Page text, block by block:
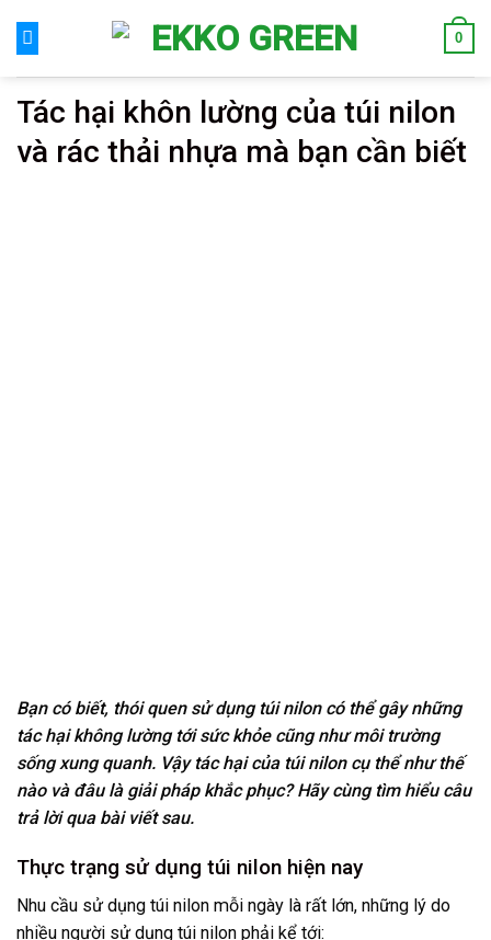
0
Tác hại khôn lường của túi nilon
và rác thải nhựa mà bạn cần biết
Bạn có biết, thói quen sử dụng túi nilon có thể gây những
tác hại không lường tới sức khỏe cũng như môi trường
sống xung quanh. Vậy tác hại của túi nilon cụ thể như thế
nào và đâu là giải pháp khắc phục? Hãy cùng tìm hiểu câu
trả lời qua bài viết sau.
Thực trạng sử dụng túi nilon hiện nay
Nhu cầu sử dụng túi nilon mỗi ngày là rất lớn, những lý do
nhiều người sử dụng túi nilon phải kể tới: